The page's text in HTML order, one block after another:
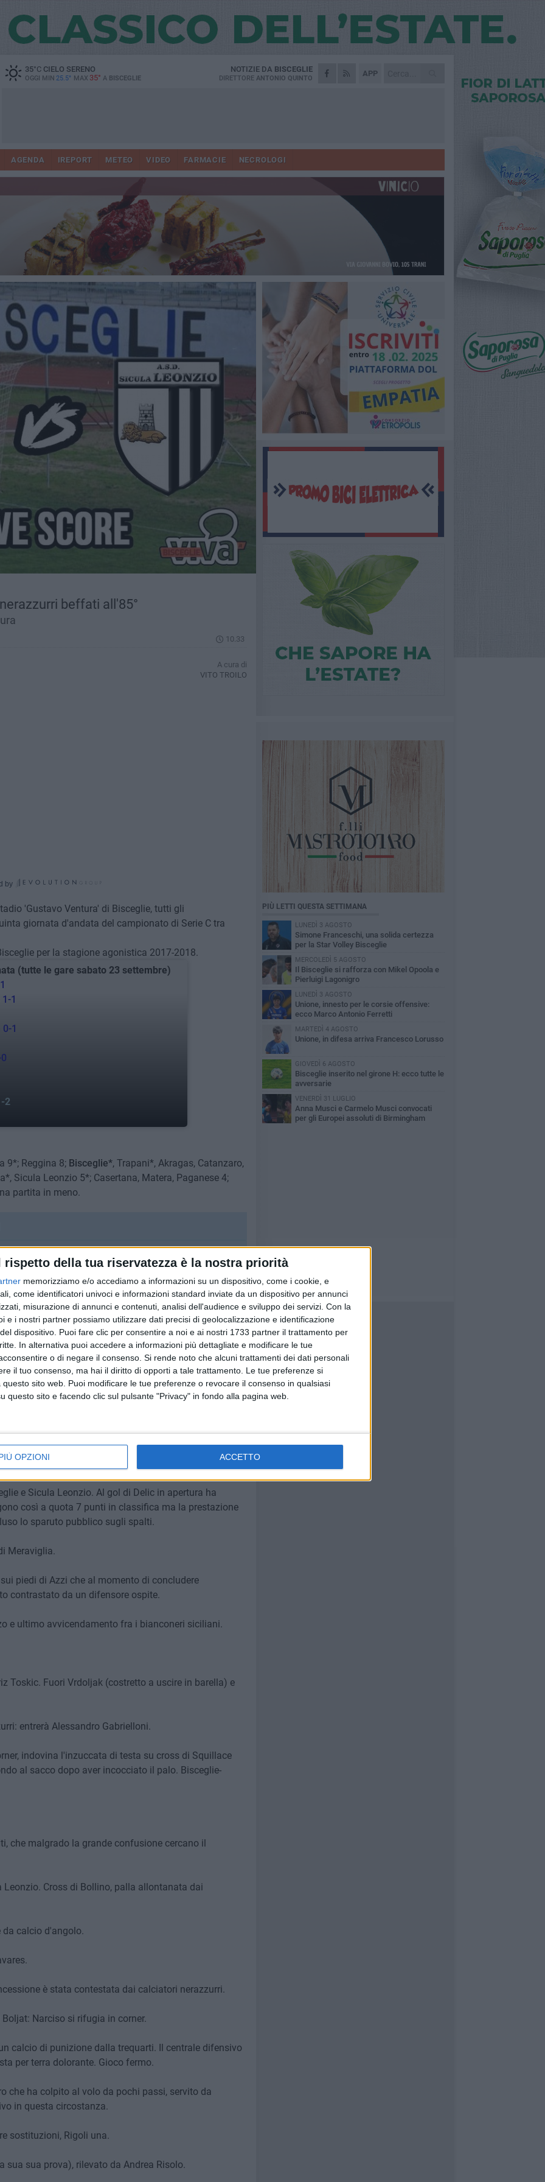
rispetto della tua riservatezza è la nostra priorità
memorizziamo e/o accediamo a informazioni su un dispositivo, come i cookie, e
come identificatori univoci e informazioni standard inviate da un dispositivo per annunci
misurazione di annunci e contenuti, analisi dell'audience e sviluppo dei servizi. Con la
e i nostri partner possiamo utilizzare dati precisi di geolocalizzazione e identificazione
dispositivo. Puoi fare clic per consentire a noi e ai nostri 1733 partner il trattamento per
In alternativa puoi accedere a informazioni più dettagliate e modificare le tue
o di negare il consenso. Si rende noto che alcuni trattamenti dei dati personali
il tuo consenso, ma hai il diritto di opporti a tale trattamento. Le tue preferenze si
sito web. Puoi modificare le tue preferenze o revocare il consenso in qualsiasi
questo sito e facendo clic sul pulsante "Privacy" in fondo alla pagina web.
OPZIONI ACCETTO
35°CCIELO SERENO
OGGI MIN 25.5° MAX 35° A BISCEGLIE
APP
NOTIZIE DA BISCEGLIE
DIRETTORE ANTONIO QUINTO
AGENDA IREPORT METEO VIDEO FARMACIE NECROLOGI
beffati all'85°
10.33
A cura di
VITO TROILO
by
'Gustavo Ventura' di Bisceglie, tutti gli
giornata d'andata del campionato di Serie C tra
per la stagione agonistica 2017-2018.
(tutte le gare sabato 23 settembre)
1
1
2
9*; Reggina 8; Bisceglie*, Trapani*, Akragas, Catanzaro,
Sicula Leonzio 5*; Casertana, Matera, Paganese 4;
partita in meno.
Jovanovic, 13 Giron, 14 Delic (dal 51° Azzi), 16 Lugo
(dall'88° 18 Gabrielloni), 19 Vdroljak (dall'88° 10
15 Delvino), 24 Markic. Allenatore: Nunzio
Raucci, 4 Diallo, 11 D'Ancora, 22 Alberga.
5 Gianola, 9 Ferreira (dal 91° Camilleri), 10
24 Gammone (dal 77° 19 Tavares), 25 Marano (dal
Pino Rigoli. A disposizione: 22 Ciotti, 2 Pollace, 4
Felice, 21 Cozza.
Michele Pizzi di Termoli.
Calci d'angolo: 2-7. Ammoniti: 18° Davì, 36°
e Sicula Leonzio. Al gol di Delic in apertura ha
così a quota 7 punti in classifica ma la prestazione
lo sparuto pubblico sugli spalti.
Meraviglia.
piedi di Azzi che al momento di concludere
contrastato da un difensore ospite.
e ultimo avvicendamento fra i bianconeri siciliani.
Toskic. Fuori Vrdoljak (costretto a uscire in barella) e
entrerà Alessandro Gabrielloni.
indovina l'inzuccata di testa su cross di Squillace
al sacco dopo aver incocciato il palo. Bisceglie-
che malgrado la grande confusione cercano il
Leonzio. Cross di Bollino, palla allontanata dai
da calcio d'angolo.
è stata contestata dai calciatori nerazzurri.
Narciso si rifugia in corner.
calcio di punizione dalla trequarti. Il centrale difensivo
per terra dolorante. Gioco fermo.
che ha colpito al volo da pochi passi, servito da
in questa circostanza.
sostituzioni, Rigoli una.
sua sua prova), rilevato da Andrea Risolo.
PIÙ LETTI QUESTA SETTIMANA
LUNEDÌ 3 AGOSTO
Simone Franceschi, una solida certezza
per la Star Volley Bisceglie
MERCOLEDÌ 5 AGOSTO
Il Bisceglie si rafforza con Mikel Opoola e
Pierluigi Lagonigro
LUNEDÌ 3 AGOSTO
Unione, innesto per le corsie offensive:
ecco Marco Antonio Ferretti
MARTEDÌ 4 AGOSTO
Unione, in difesa arriva Francesco Lorusso
GIOVEDÌ 6 AGOSTO
Bisceglie inserito nel girone H: ecco tutte le
avversarie
VENERDÌ 31 LUGLIO
Anna Musci e Carmelo Musci convocati
per gli Europei assoluti di Birmingham